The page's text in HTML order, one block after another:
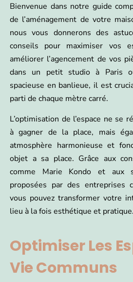
Bienvenue dans notre guide
de l’aménagement de votre
nous vous donnerons des
conseils pour maximiser vos
améliorer l’agencement de vos
dans un petit studio à Paris
spacieuse en banlieue, il est
parti de chaque mètre carré.
L’optimisation de l’espace ne se
à gagner de la place, mais
atmosphère harmonieuse et
objet a sa place. Grâce aux
comme Marie Kondo et aux
proposées par des entreprises
vous pouvez transformer votre
lieu à la fois esthétique et pratique.
Optimiser Les
Vie Communs